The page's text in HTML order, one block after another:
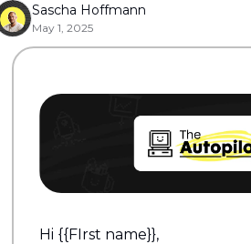
Sascha Hoffmann
May 1, 2025
Hi {{FIrst name}},